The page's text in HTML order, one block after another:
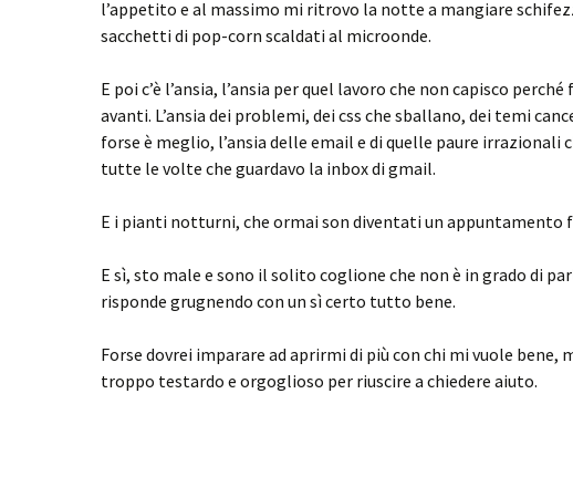
l’appetito e al massimo mi ritrovo la notte a mangiare
sacchetti di pop-corn scaldati al microonde.
E poi c’è l’ansia, l’ansia per quel lavoro che non capisco
avanti. L’ansia dei problemi, dei css che sballano, dei temi
forse è meglio, l’ansia delle email e di quelle paure irrazionali
tutte le volte che guardavo la inbox di gmail.
E i pianti notturni, che ormai son diventati un appuntamento
E sì, sto male e sono il solito coglione che non è in grado di
risponde grugnendo con un sì certo tutto bene.
Forse dovrei imparare ad aprirmi di più con chi mi vuole bene,
troppo testardo e orgoglioso per riuscire a chiedere aiuto.